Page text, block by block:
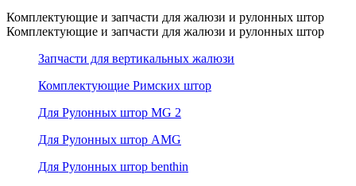
Комплектующие и запчасти для жалюзи и рулонных штор
Комплектующие и запчасти для жалюзи и рулонных штор
Запчасти для вертикальных жалюзи
Комплектующие Римских штор
Для Рулонных штор MG 2
Для Рулонных штор AMG
Для Рулонных штор benthin